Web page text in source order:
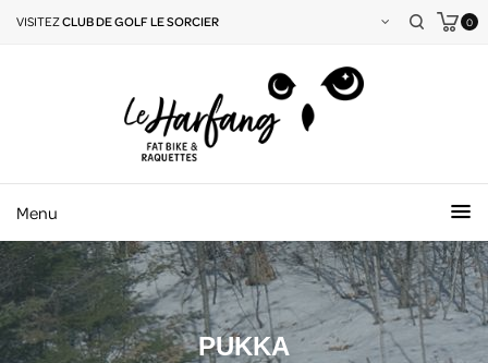
VISITEZCLUB DE GOLF LE SORCIER 0
Menu
PUKKA